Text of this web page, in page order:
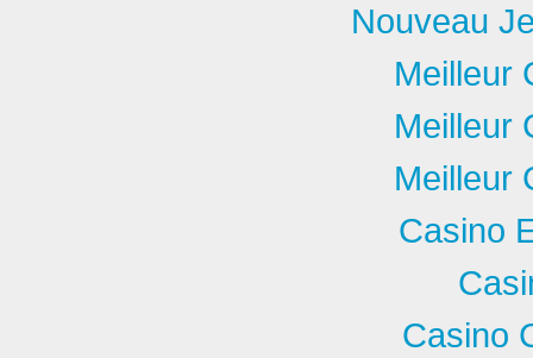
Nouveau
Meilleur
Meilleur
Meilleur
Casino
Casino